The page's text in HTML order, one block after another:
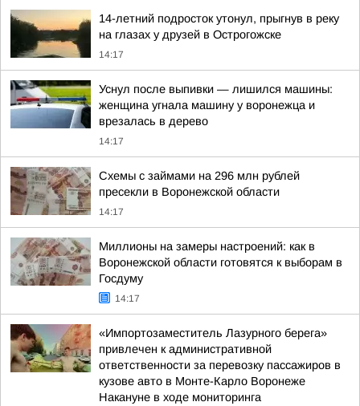
14-летний подросток утонул, прыгнув в реку
на глазах у друзей в Острогожске
14:17
Уснул после выпивки — лишился машины:
женщина угнала машину у воронежца и
врезалась в дерево
14:17
Схемы с займами на 296 млн рублей
пресекли в Воронежской области
14:17
Миллионы на замеры настроений: как в
Воронежской области готовятся к выборам в
Госдуму
14:17
«Импортозаместитель Лазурного берега»
привлечен к административной
ответственности за перевозку пассажиров в
кузове авто в Монте-Карло Воронеже
Накануне в ходе мониторинга